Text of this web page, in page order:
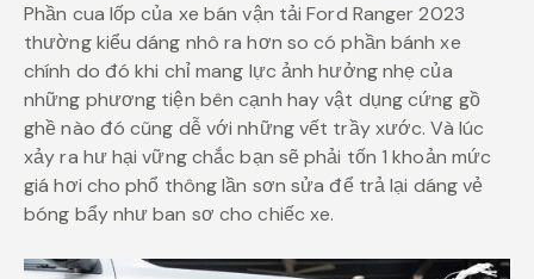
Phần cua lốp của xe bán vận tải Ford Ranger 2023
thường kiểu dáng nhô ra hơn so có phần bánh xe
chính do đó khi chỉ mang lực ảnh hưởng nhẹ của
những phương tiện bên cạnh hay vật dụng cứng gồ
ghề nào đó cũng dễ với những vết trầy xước. Và lúc
xảy ra hư hại vững chắc bạn sẽ phải tốn 1 khoản mức
giá hơi cho phổ thông lần sơn sửa để trả lại dáng vẻ
bóng bẩy như ban sơ cho chiếc xe.